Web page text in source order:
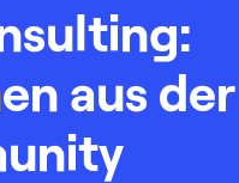
aus der